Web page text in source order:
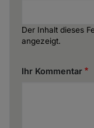
Der Inhalt dieses
angezeigt.
Ihr Kommentar